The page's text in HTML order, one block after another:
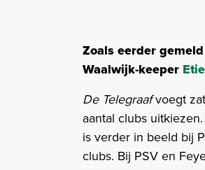
Zoals eerder
Waalwijk-keeper
De Telegraafvoegt
aantal clubs
is verder in beeld bij
clubs. Bij PSV en